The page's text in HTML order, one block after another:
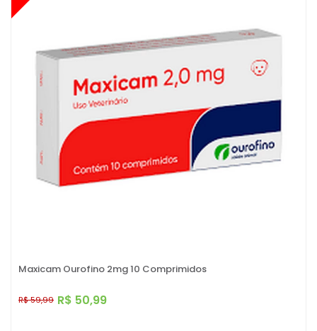
Maxicam Ourofino 2mg 10 Comprimidos
R$ 50,99
R$ 59,99